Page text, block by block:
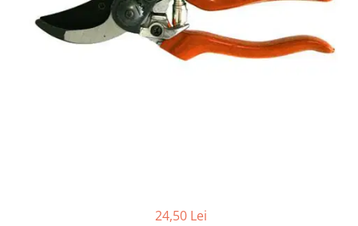
Articole mobila
Articole organizare
24,50 Lei